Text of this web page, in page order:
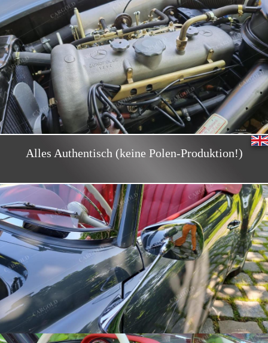
Alles Authentisch (keine Polen-Produktion!)